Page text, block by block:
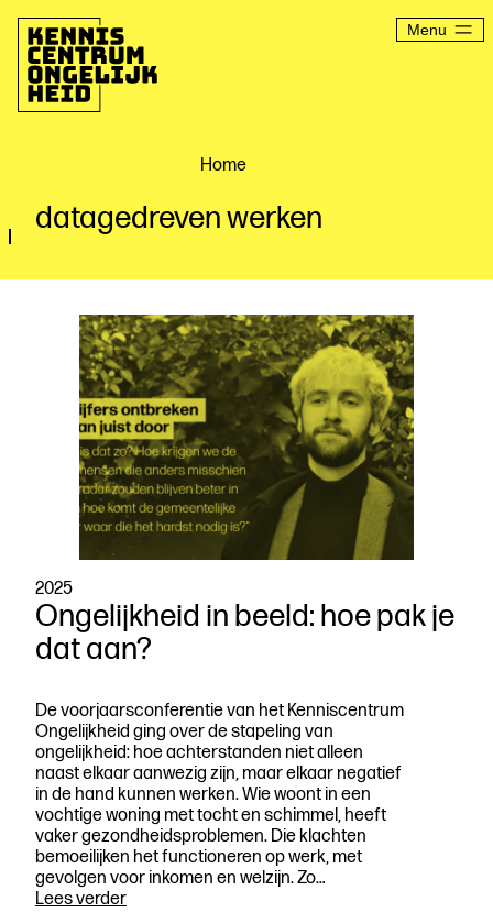
naar
inhoud
Menu
Home
datagedreven werken
2025
Ongelijkheid in beeld: hoe pak je
dat aan?
De voorjaarsconferentie van het Kenniscentrum
Ongelijkheid ging over de stapeling van
ongelijkheid: hoe achterstanden niet alleen
naast elkaar aanwezig zijn, maar elkaar negatief
in de hand kunnen werken. Wie woont in een
vochtige woning met tocht en schimmel, heeft
vaker gezondheidsproblemen. Die klachten
bemoeilijken het functioneren op werk, met
gevolgen voor inkomen en welzijn. Zo…
Lees verderOngelijkheid